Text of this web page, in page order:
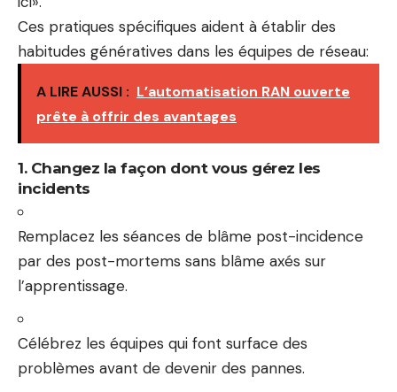
Ces pratiques spécifiques aident à établir des
habitudes génératives dans les équipes de réseau:
A LIRE AUSSI : L’automatisation RAN ouverte
prête à offrir des avantages
1. Changez la façon dont vous gérez les
incidents
Remplacez les séances de blâme post-incidence
par des post-mortems sans blâme axés sur
l’apprentissage.
Célébrez les équipes qui font surface des
problèmes avant de devenir des pannes.